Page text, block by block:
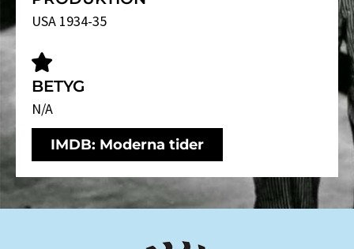
USA 1934-35
BETYG
N/A
IMDB: Moderna tider